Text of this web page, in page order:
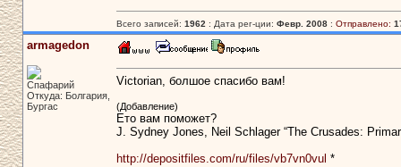
Всего записей: 1962 : Дата рег-ции: Февр. 2008: Отправлено:
armagedon
Спафарий
Откуда: Болгария,
Бургас
Victorian, болшое спасибо вам!
(Добавление)
Ето вам поможет?
J. Sydney Jones, Neil Schlager “The Crusades:
http://depositfiles.com/ru/files/vb7vn0vul *